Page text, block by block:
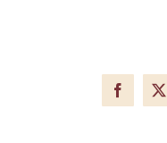
Facebook
X